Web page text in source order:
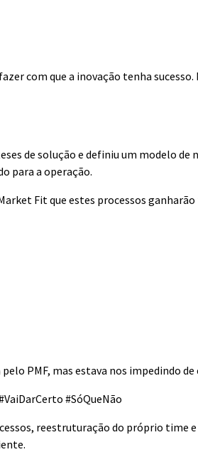
com que a inovação tenha sucesso.
de solução e definiu um modelo de
para a operação.
Fit que estes processos
PMF, mas estava nos impedindo de
#SóQueNão
reestruturação do próprio time